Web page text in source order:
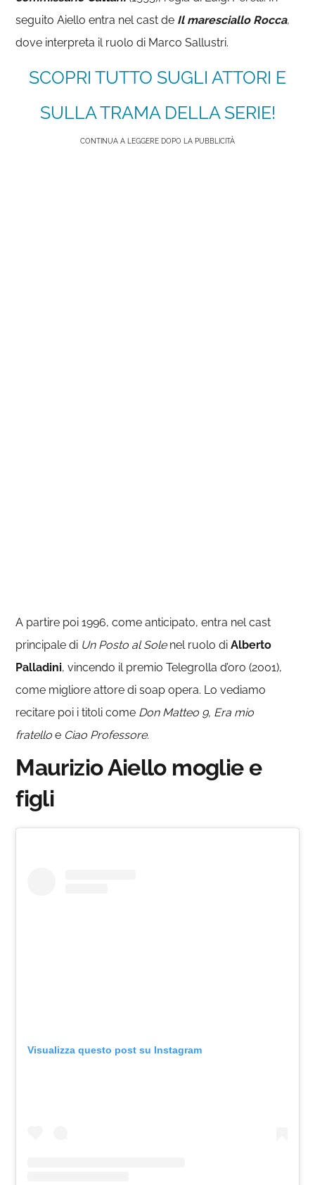
seguito Aiello entra nel cast de Il maresciallo Rocca,
dove interpreta il ruolo di Marco Sallustri.
SCOPRI TUTTO SUGLI ATTORI E
SULLA TRAMA DELLA SERIE!
CONTINUA A LEGGERE DOPO LA PUBBLICITÀ
A partire poi 1996, come anticipato, entra nel cast
principale di Un Posto al Sole nel ruolo diAlberto
Palladini, vincendo il premio Telegrolla d’oro (2001),
come migliore attore di soap opera. Lo vediamo
recitare poi i titoli come Don Matteo 9, Era mio
fratelloe Ciao Professore.
Maurizio Aiello moglie e
figli
Visualizza questo post su Instagram